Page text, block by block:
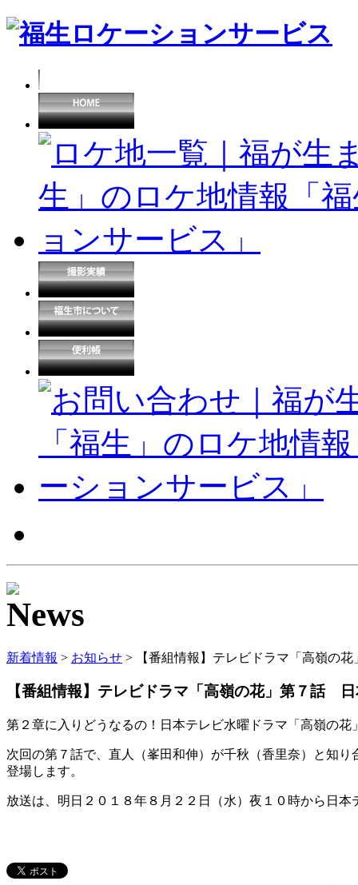
新着情報 > お知らせ > 【番組情報】テレビドラマ「高嶺の
【番組情報】テレビドラマ「高嶺の花」第７話
第２章に入りどうなるの！日本テレビ水曜ドラマ「高嶺の
次回の第７話で、直人（峯田和伸）が千秋（香里奈）と知
登場します。
放送は、明日２０１８年８月２２日（水）夜１０時から日本